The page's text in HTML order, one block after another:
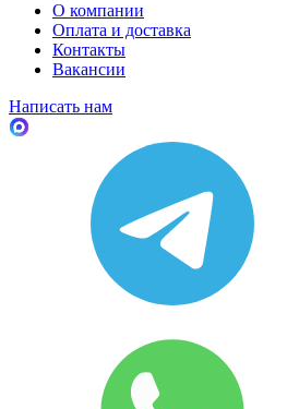
О компании
Оплата и доставка
Контакты
Вакансии
Написать нам